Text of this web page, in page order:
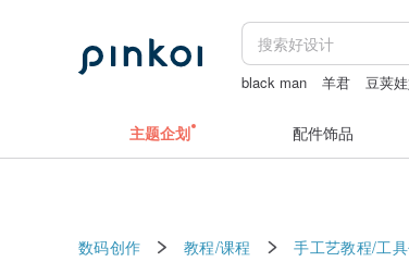
black man 羊君 豆荚
主题企划 配件饰品
数码创作 教程/课程 手工艺教程/工